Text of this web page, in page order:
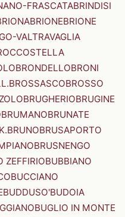
FRASCATABRINDISI
BRIONEBRIONE
VALTRAVAGLIA
BRONDELLOBRONI
BROSSASCOBROSSO
BRUGHERIOBRUGINE
BRUMANOBRUNATE
BRUNOBRUSAPORTO
BRUSNENGO
ZEFFIRIOBUBBIANO
BUCCIANO
BUDDUSO'BUDOIA
BUGLIO IN MONTE